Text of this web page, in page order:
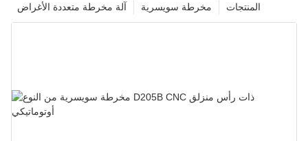
المنتجات مخرطة سويسرية آلة مخرطة متعددة الأغراض